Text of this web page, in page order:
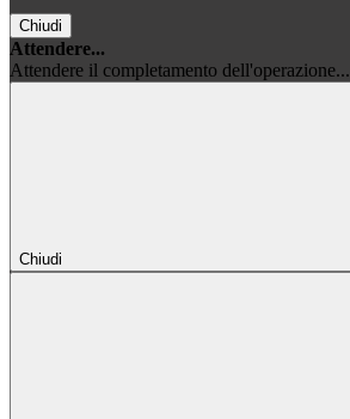
Chiudi
Attendere...
Attendere il completamento dell'operazione...
Chiudi